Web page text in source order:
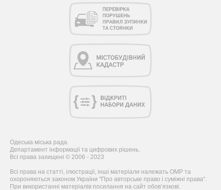
Одеська міська рада.
Департамент інформації та цифрових рішень.
Всі права захищені © 2006 - 2023
Всі права на статті, ілюстрації, інші матеріали належать ОМР та
охороняються законом України "Про авторське право і суміжні права".
При використанні матеріалів посилання на сайт обов’язкові.